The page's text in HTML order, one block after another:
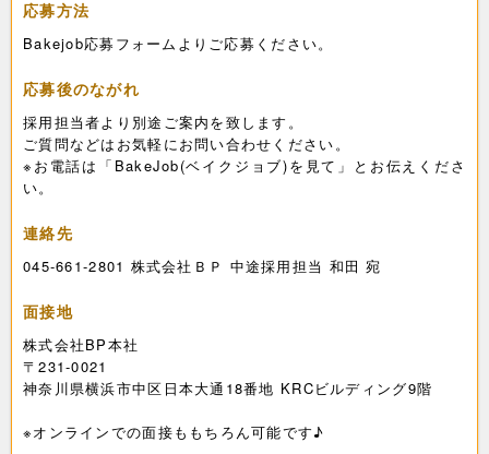
応募方法
Bakejob応募フォームよりご応募ください。
応募後のながれ
採用担当者より別途ご案内を致します。
ご質問などはお気軽にお問い合わせください。
※お電話は「BakeJob(ベイクジョブ)を見て」とお伝えくださ
い。
連絡先
045-661-2801 株式会社ＢＰ 中途採用担当 和田 宛
面接地
株式会社BP本社
〒231-0021
神奈川県横浜市中区日本大通18番地 KRCビルディング9階
※オンラインでの面接ももちろん可能です♪